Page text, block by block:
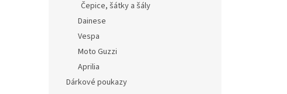
Čepice, šátky a šály
Dainese
Vespa
Moto Guzzi
Aprilia
Dárkové poukazy